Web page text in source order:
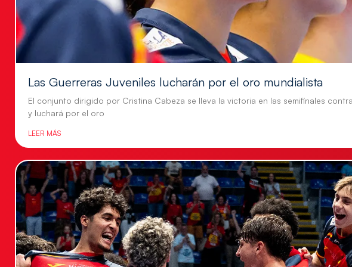
Las Guerreras Juveniles lucharán por el oro mundialista
El conjunto dirigido por Cristina Cabeza se lleva la victoria en las semifinales
y luchará por el oro
LEER MÁS